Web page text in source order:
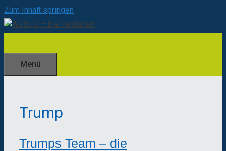
Zum Inhalt springen
Menü
Trump
Trumps Team – die